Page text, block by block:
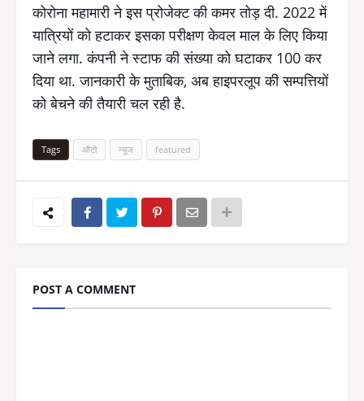
कोरोना महामारी ने इस प्रोजेक्ट की कमर तोड़ दी. 2022 में
यात्रियों को हटाकर इसका परीक्षण केवल माल के लिए किया
जाने लगा. कंपनी ने स्टाफ की संख्या को घटाकर 100 कर
दिया था. जानकारी के मुताबिक, अब हाइपरलूप की सम्पत्तियों
को बेचने की तैयारी चल रही है.
Tags ऑटो न्यूज featured
POST A COMMENT